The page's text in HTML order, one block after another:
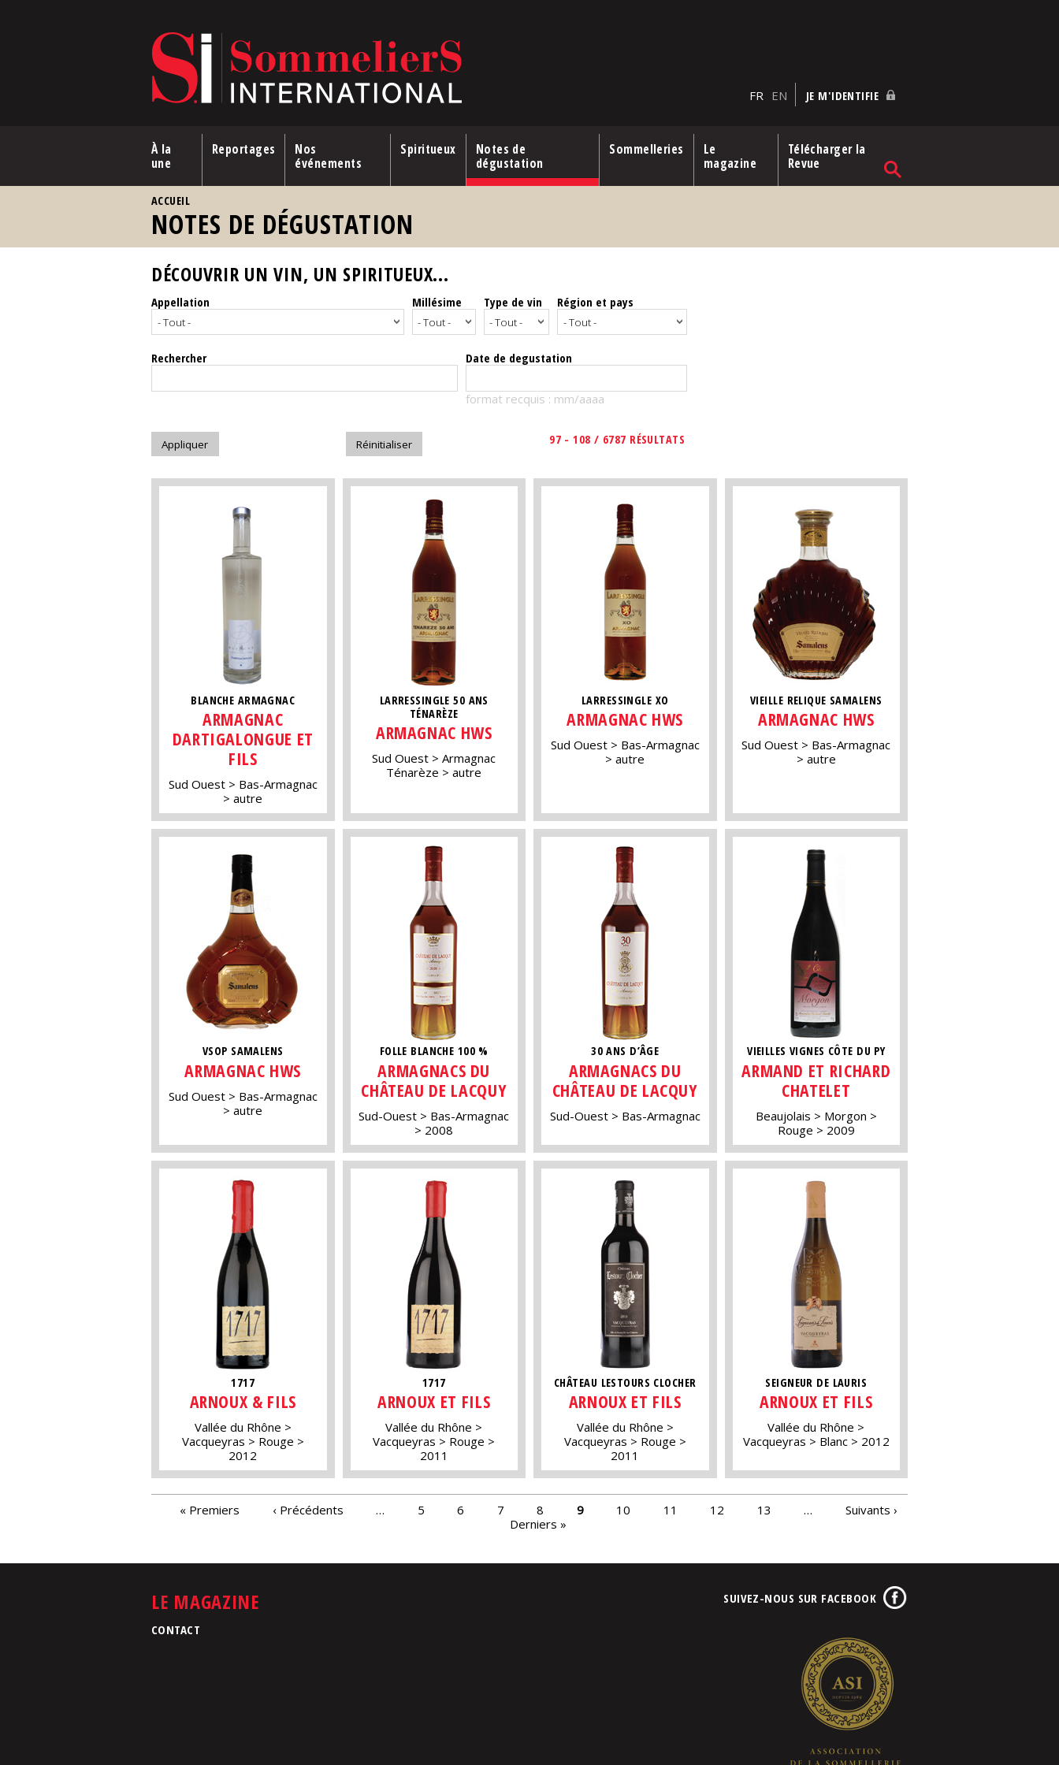
FR EN JE M'IDENTIFIE
À la
une
Reportages
Nos
événements
Spiritueux
Notes de
dégustation
Sommelleries
Le
magazine
Télécharger la
Revue
ACCUEIL
NOTES DE DÉGUSTATION
DÉCOUVRIR UN VIN, UN SPIRITUEUX...
Appellation Millésime Type de vin Région et pays
Rechercher Date de degustation
format recquis : mm/aaaa
97 - 108 / 6787 RÉSULTATS
BLANCHE ARMAGNAC
ARMAGNAC
DARTIGALONGUE ET
FILS
Sud Ouest
Bas-Armagnac
autre
LARRESSINGLE 50 ANS
TÉNARÈZE
ARMAGNAC HWS
Sud Ouest
Armagnac
Ténarèze
autre
LARRESSINGLE XO
ARMAGNAC HWS
Sud Ouest
Bas-Armagnac
autre
VIEILLE RELIQUE SAMALENS
ARMAGNAC HWS
Sud Ouest
Bas-Armagnac
autre
VSOP SAMALENS
ARMAGNAC HWS
Sud Ouest
Bas-Armagnac
autre
FOLLE BLANCHE 100 %
ARMAGNACS DU
CHÂTEAU DE LACQUY
Sud-Ouest
Bas-Armagnac
2008
30 ANS D’ÂGE
ARMAGNACS DU
CHÂTEAU DE LACQUY
Sud-Ouest Bas-Armagnac
VIEILLES VIGNES CÔTE DU PY
ARMAND ET RICHARD
CHATELET
Beaujolais
Morgon
Rouge
2009
1717
ARNOUX & FILS
Vallée du Rhône
Vacqueyras
Rouge
2012
1717
ARNOUX ET FILS
Vallée du Rhône
Vacqueyras
Rouge
2011
CHÂTEAU LESTOURS CLOCHER
ARNOUX ET FILS
Vallée du Rhône
Vacqueyras
Rouge
2011
SEIGNEUR DE LAURIS
ARNOUX ET FILS
Vallée du Rhône
Vacqueyras
Blanc 2012
PAGES
« Premiers ‹ Précédents … 5 6 7 8 9 10 11 12 13 …
Suivants ›
Derniers »
LE MAGAZINE
CONTACT
SUIVEZ-NOUS SUR FACEBOOK